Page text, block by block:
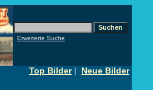
Erweiterte Suche
Top Bilder| Neue Bilder